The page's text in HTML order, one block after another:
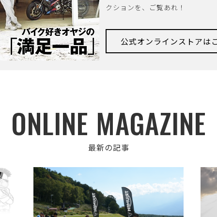
クションを、ご覧あれ！
公式オンラインストアは
ONLINE MAGAZINE
最新の記事